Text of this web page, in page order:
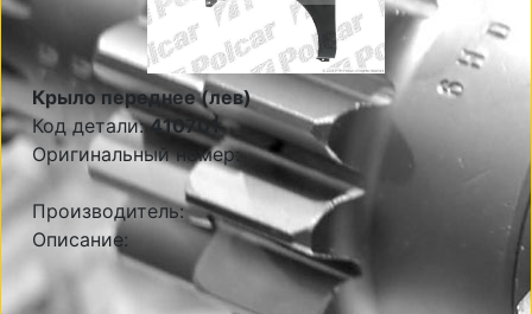
Крыло переднее (лев)
Код детали:410701
Оригинальный номер:
Производитель:
Описание: